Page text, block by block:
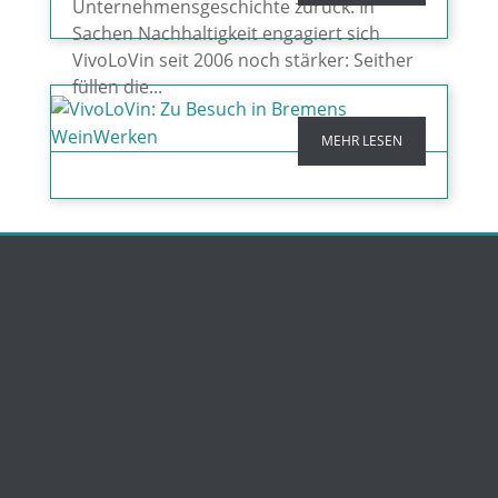
Unternehmensgeschichte zurück. In
Sachen Nachhaltigkeit engagiert sich
VivoLoVin seit 2006 noch stärker: Seither
füllen die...
MEHR LESEN